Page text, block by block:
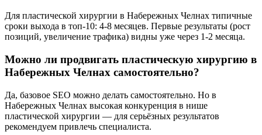
Для пластической хирургии в Набережных Челнах типичные
сроки выхода в топ-10: 4-8 месяцев. Первые результаты (рост
позиций, увеличение трафика) видны уже через 1-2 месяца.
Можно ли продвигать пластическую хирургию в
Набережных Челнах самостоятельно?
Да, базовое SEO можно делать самостоятельно. Но в
Набережных Челнах высокая конкуренция в нише
пластической хирургии — для серьёзных результатов
рекомендуем привлечь специалиста.